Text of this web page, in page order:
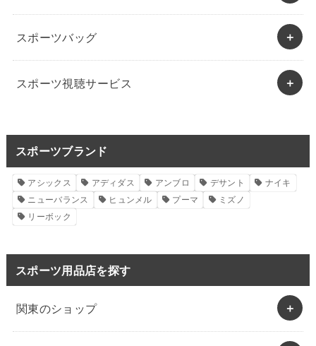
スポーツバッグ
スポーツ視聴サービス
スポーツブランド
アシックス アディダス アンブロ デサント
ナイキ
ニューバランス
ヒュンメル プーマ
ミズノ
リーボック
スポーツ用品店を探す
関東のショップ